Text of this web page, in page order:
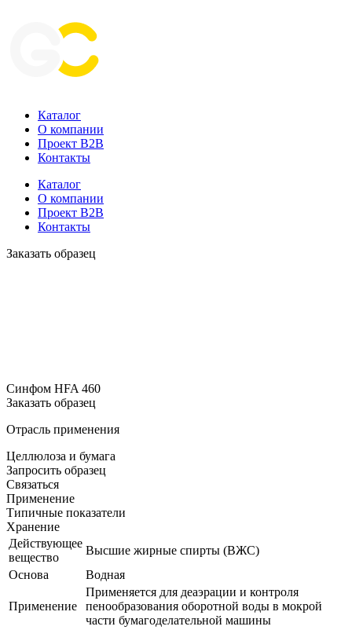
Каталог
О компании
Проект B2B
Контакты
Каталог
О компании
Проект B2B
Контакты
Заказать образец
Синфом HFA 460
Заказать образец
Отрасль применения
Целлюлоза и бумага
Запросить образец
Связаться
Применение
Типичные показатели
Хранение
Действующее
вещество
Высшие жирные спирты (ВЖС)
Основа
Водная
Применение
Применяется для деаэрации и контроля
пенообразования оборотной воды в мокрой
части бумагоделательной машины